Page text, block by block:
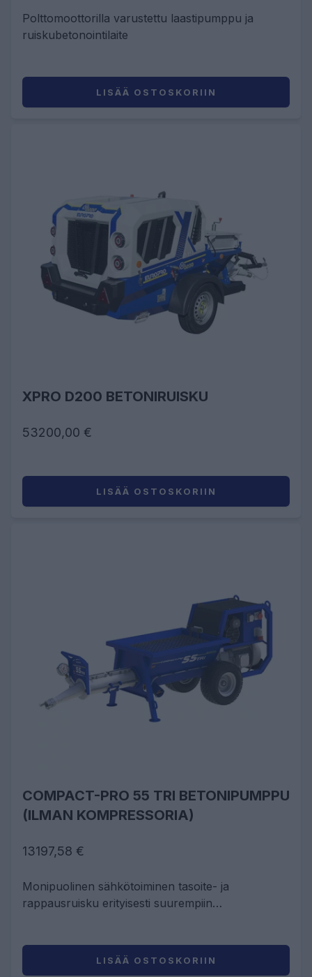
Polttomoottorilla varustettu laastipumppu ja
ruiskubetonointilaite
LISÄÄ OSTOSKORIIN
XPRO D200 BETONIRUISKU
53200,00 €
LISÄÄ OSTOSKORIIN
COMPACT-PRO 55 TRI BETONIPUMPPU
(ILMAN KOMPRESSORIA)
13197,58 €
Monipuolinen sähkötoiminen tasoite- ja
rappausruisku erityisesti suurempiin
LISÄÄ OSTOSKORIIN